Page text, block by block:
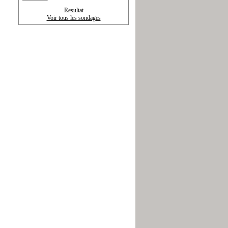
Resultat
Voir tous les sondages